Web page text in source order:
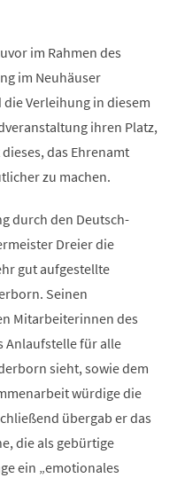
im Rahmen des
im Neuhäuser
Verleihung in diesem
ihren Platz,
das Ehrenamt
zu machen.
durch den Deutsch-
Dreier die
gut aufgestellte
Seinen
Mitarbeiterinnen des
Anlaufstelle für alle
sieht, sowie dem
würdige die
übergab er das
die als gebürtige
ein „emotionales